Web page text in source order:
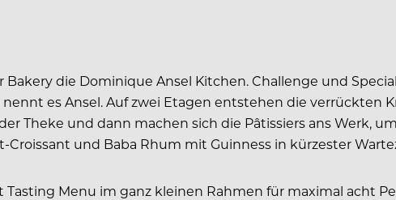
Bakery die Dominique Ansel Kitchen. Challenge und
es Ansel. Auf zwei Etagen entstehen die verrückten
Theke und dann machen sich die Pâtissiers ans Werk,
und Baba Rhum mit Guinness in kürzester
Menu im ganz kleinen Rahmen für maximal acht